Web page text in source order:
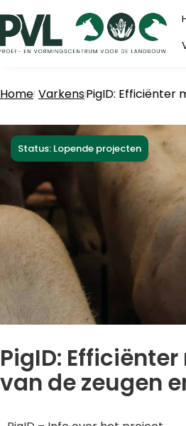
naar
de
Home VarkensPigID: Efficiënter
Status: Lopende projecten
PigID:
van de zeugen